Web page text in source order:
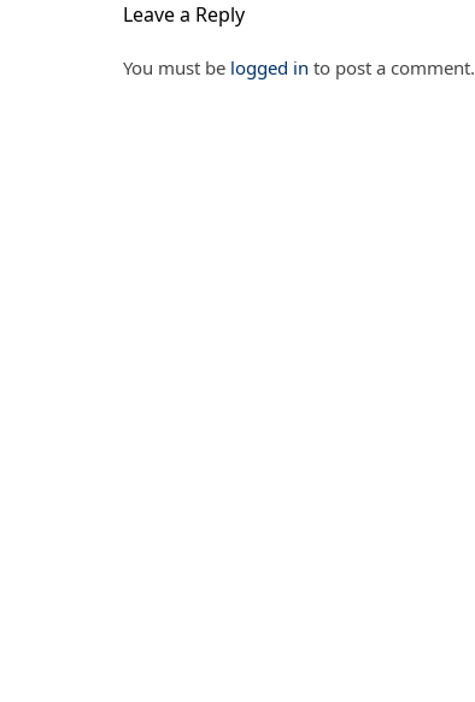
Leave a Reply
You must be logged in to post a comment.